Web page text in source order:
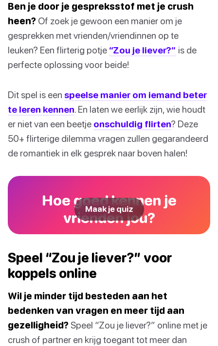
Ben je door je gespreksstof met je crush
heen? Of zoek je gewoon een manier om je
gesprekken met vrienden/vriendinnen op te
leuken? Een flirterig potje “Zou je liever?” is de
perfecte oplossing voor beide!
Dit spel is een speelse manier om iemand beter
te leren kennen. En laten we eerlijk zijn, wie houdt
er niet van een beetje onschuldig flirten? Deze
50+ flirterige dilemma vragen zullen gegarandeerd
de romantiek in elk gesprek naar boven halen!
Hoe goed kennen je
vrienden jou?
Maak je quiz
Speel “Zou je liever?” voor
koppels online
Wil je minder tijd besteden aan het
bedenken van vragen en meer tijd aan
gezelligheid? Speel “Zou je liever?” online met je
crush of partner en krijg toegant tot meer dan